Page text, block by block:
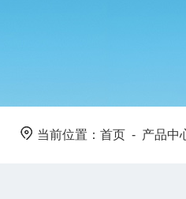
当前位置： 首页 - 产品中